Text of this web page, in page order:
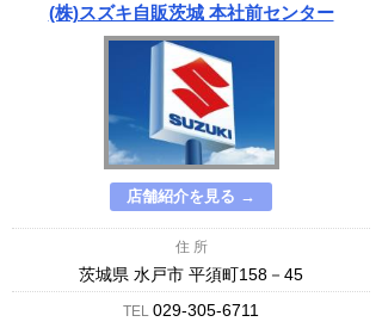
(株)スズキ自販茨城 本社前センター
店舗紹介を見る →
住 所
茨城県 水戸市 平須町158－45
TEL 029-305-6711